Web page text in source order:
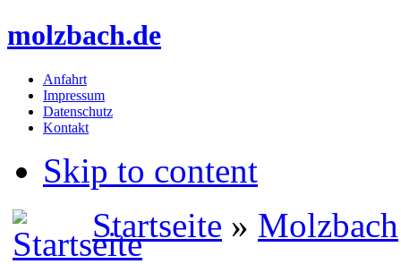
molzbach.de
Anfahrt
Impressum
Datenschutz
Kontakt
Skip to content
Startseite » Molzbach